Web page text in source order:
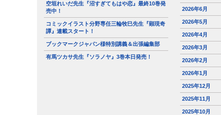
空垣れいだ先生『沼すぎてもはや恋』最終10巻発
売中！
コミックイラスト分野専任三輪牧巳先生『顕現奇
譚』連載スタート！
ブックマークジャパン様特別講義＆出張編集部
有馬ツカサ先生『ソラノヤ』3巻本日発売！
2026年6月
2026年5月
2026年4月
2026年3月
2026年2月
2026年1月
2025年12月
2025年11月
2025年10月